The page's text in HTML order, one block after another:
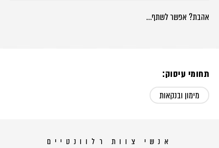
אהבת? אפשר לשתף…
תחומי עיסוק:
מימון ובנקאות
אנשי צוות רלוונטיים